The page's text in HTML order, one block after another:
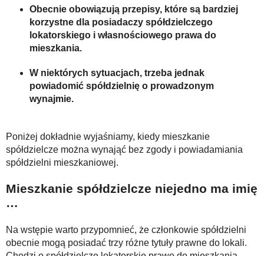
Obecnie obowiązują przepisy, które są bardziej
korzystne dla posiadaczy spółdzielczego
lokatorskiego i własnościowego prawa do
mieszkania.
W niektórych sytuacjach, trzeba jednak
powiadomić spółdzielnię o prowadzonym
wynajmie.
Poniżej dokładnie wyjaśniamy, kiedy mieszkanie
spółdzielcze można wynająć bez zgody i powiadamiania
spółdzielni mieszkaniowej.
Mieszkanie spółdzielcze niejedno ma imię
…
Na wstępie warto przypomnieć, że członkowie spółdzielni
obecnie mogą posiadać trzy różne tytuły prawne do lokali.